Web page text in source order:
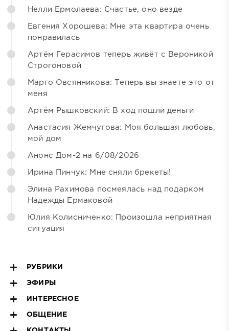
Нелли Ермолаева: Счастье, оно везде
Евгения Хорошева: Мне эта квартира очень
понравилась
Артём Герасимов теперь живёт с Вероникой
Строгоновой
Марго Овсянникова: Теперь вы знаете это от
меня
Артём Рышковский: В ход пошли деньги
Анастасия Жемчугова: Моя большая любовь,
мой дом
Анонс Дом-2 на 6/08/2026
Ирина Пинчук: Мне сняли брекеты!
Элина Рахимова посмеялась над подарком
Надежды Ермаковой
Юлия Колисниченко: Произошла неприятная
ситуация
РУБРИКИ
ЭФИРЫ
ИНТЕРЕСНОЕ
ОБЩЕНИЕ